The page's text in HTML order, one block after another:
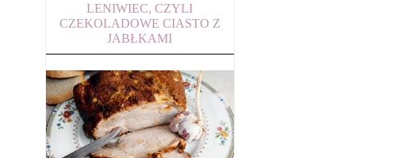
LENIWIEC, CZYLI
CZEKOLADOWE CIASTO Z
JABŁKAMI